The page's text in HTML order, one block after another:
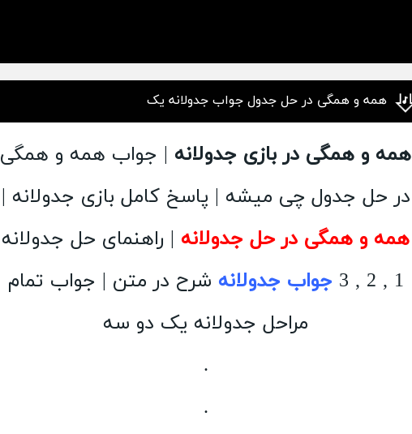
همه و همگی در حل جدول جواب جدولانه یک
همه و همگی در بازی جدولانه | جواب همه و همگی
در حل جدول چی میشه | پاسخ کامل بازی جدولانه |
همه و همگی در حل جدولانه | راهنمای حل جدولانه
1 , 2 , 3
جواب جدولانه شرح در متن | جواب تمام
مراحل جدولانه یک دو سه
.
.